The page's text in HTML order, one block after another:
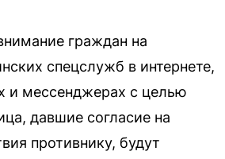
граждан на
спецслужб в интернете,
и мессенджерах с целью
давшие согласие на
противнику, будут